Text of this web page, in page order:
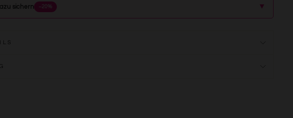
sichern −20% ▲